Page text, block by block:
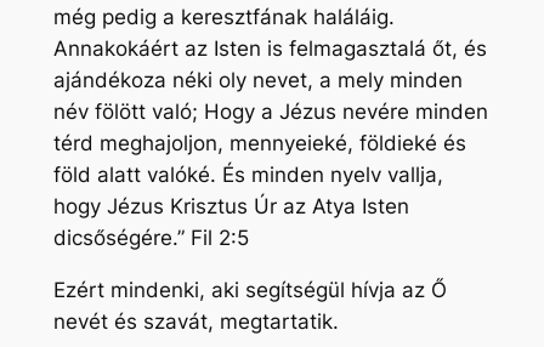
még pedig a keresztfának haláláig.
Annakokáért az Isten is felmagasztalá őt, és
ajándékoza néki oly nevet, a mely minden
név fölött való; Hogy a Jézus nevére minden
térd meghajoljon, mennyeieké, földieké és
föld alatt valóké. És minden nyelv vallja,
hogy Jézus Krisztus Úr az Atya Isten
dicsőségére.” Fil 2:5
Ezért mindenki, aki segítségül hívja az Ő
nevét és szavát, megtartatik.